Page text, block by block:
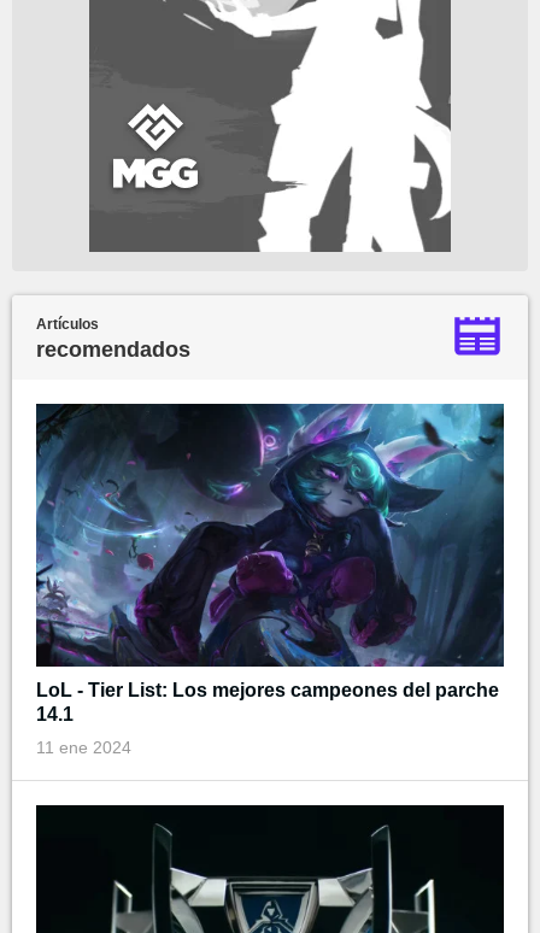
Artículos
recomendados
LoL - Tier List: Los mejores campeones del parche
14.1
11 ene 2024